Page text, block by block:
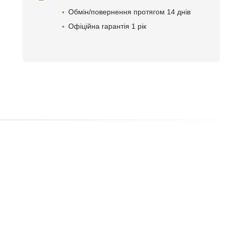
Обмін/повернення протягом 14 днів
Офіційна гарантія 1 рік